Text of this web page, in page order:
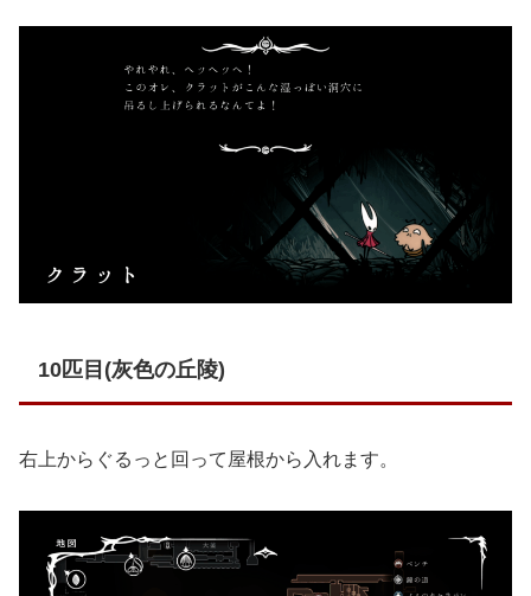
10匹目(灰色の丘陵)
右上からぐるっと回って屋根から入れます。